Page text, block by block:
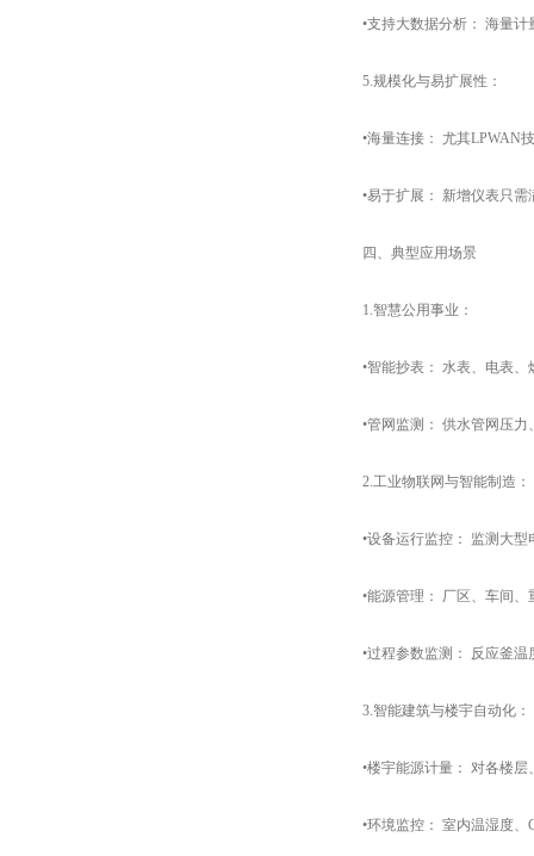
•​​支持大数据分析：​​ 海量计
5.​​规模化与易扩展性：​​
•海量连接：​​ 尤其LPWAN技
•易于扩展：​​ 新增仪表只需
四、典型应用场景
1.智慧公用事业：​​
•智能抄表：​​ 水表、电表、
•管网监测：​​ 供水管网压力
2.工业物联网与智能制造：​​
•设备运行监控：​​ 监测大型
•能源管理：​​ 厂区、车间、
•过程参数监测：​​ 反应釜温
3.智能建筑与楼宇自动化：​​
•楼宇能源计量：​​ 对各楼层
•​​环境监控：​​ 室内温湿度、